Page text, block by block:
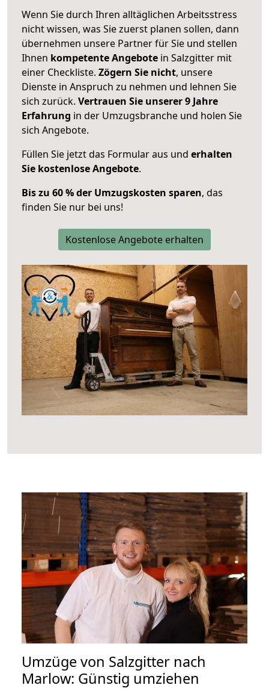
Wenn Sie durch Ihren alltäglichen Arbeitsstress
nicht wissen, was Sie zuerst planen sollen, dann
übernehmen unsere Partner für Sie und stellen
Ihnen kompetente Angebote in Salzgitter mit
einer Checkliste. Zögern Sie nicht, unsere
Dienste in Anspruch zu nehmen und lehnen Sie
sich zurück. Vertrauen Sie unserer 9 Jahre
Erfahrung in der Umzugsbranche und holen Sie
sich Angebote.
Füllen Sie jetzt das Formular aus und erhalten
Sie kostenlose Angebote.
Bis zu 60 % der Umzugskosten sparen, das
finden Sie nur bei uns!
Kostenlose Angebote erhalten
Umzüge von Salzgitter nach
Marlow: Günstig umziehen